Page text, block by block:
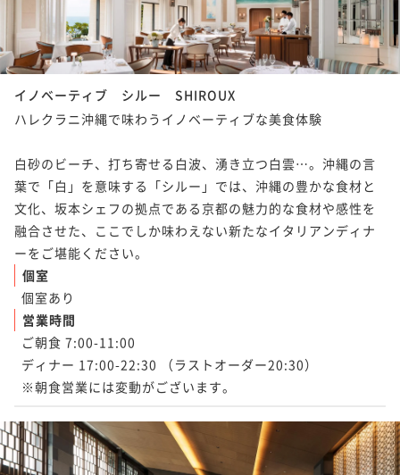
イノベーティブ シルー SHIROUX
ハレクラニ沖縄で味わうイノベーティブな美食体験
白砂のビーチ、打ち寄せる白波、湧き立つ白雲…。沖縄の言
葉で「白」を意味する「シルー」では、沖縄の豊かな食材と
文化、坂本シェフの拠点である京都の魅力的な食材や感性を
融合させた、ここでしか味わえない新たなイタリアンディナ
ーをご堪能ください。
個室
個室あり
営業時間
ご朝食 7:00-11:00
ディナー 17:00-22:30 （ラストオーダー20:30）
※朝食営業には変動がございます。